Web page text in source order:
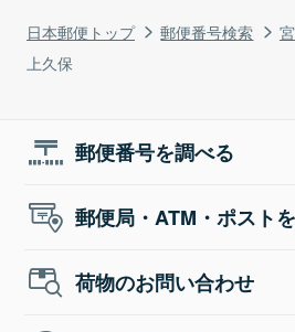
日本郵便トップ 郵便番号検索
上久保
郵便番号を調べる
郵便局・ATM・ポスト
荷物のお問い合わせ